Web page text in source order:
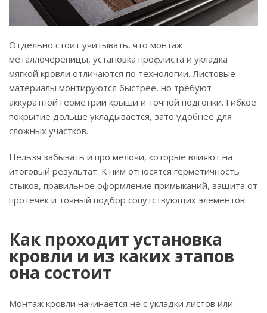
Отдельно стоит учитывать, что монтаж
металлочерепицы, установка профлиста и укладка
мягкой кровли отличаются по технологии. Листовые
материалы монтируются быстрее, но требуют
аккуратной геометрии крыши и точной подгонки. Гибкое
покрытие дольше укладывается, зато удобнее для
сложных участков.
Нельзя забывать и про мелочи, которые влияют на
итоговый результат. К ним относятся герметичность
стыков, правильное оформление примыканий, защита от
протечек и точный подбор сопутствующих элементов.
Как проходит установка
кровли и из каких этапов
она состоит
Монтаж кровли начинается не с укладки листов или